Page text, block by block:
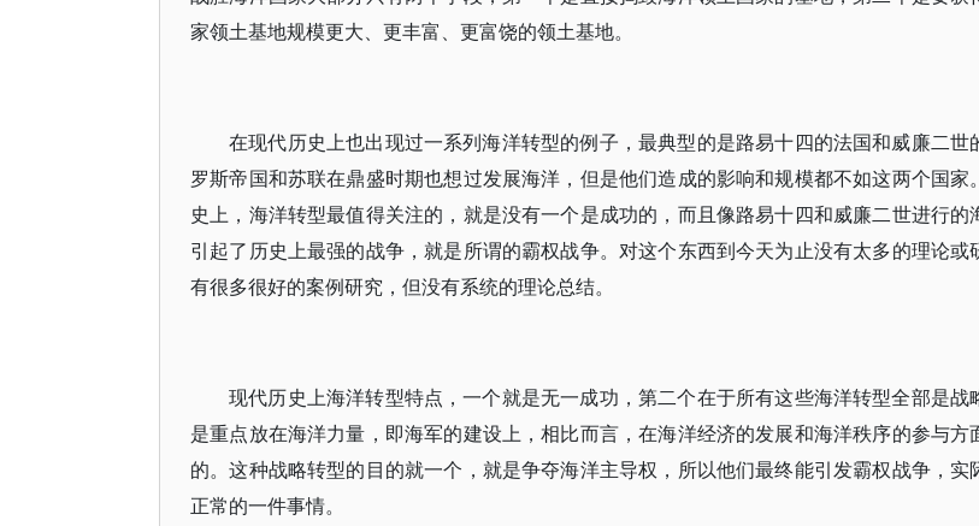
家领土基地规模更大、更丰富、更富饶的领土基地。
在现代历史上也出现过一系列海洋转型的例子，最典型的是路易十四的法国和威廉二世
罗斯帝国和苏联在鼎盛时期也想过发展海洋，但是他们造成的影响和规模都不如这两个国家
史上，海洋转型最值得关注的，就是没有一个是成功的，而且像路易十四和威廉二世进行的
引起了历史上最强的战争，就是所谓的霸权战争。对这个东西到今天为止没有太多的理论或
有很多很好的案例研究，但没有系统的理论总结。
现代历史上海洋转型特点，一个就是无一成功，第二个在于所有这些海洋转型全部是战
是重点放在海洋力量，即海军的建设上，相比而言，在海洋经济的发展和海洋秩序的参与方
的。这种战略转型的目的就一个，就是争夺海洋主导权，所以他们最终能引发霸权战争，实
正常的一件事情。